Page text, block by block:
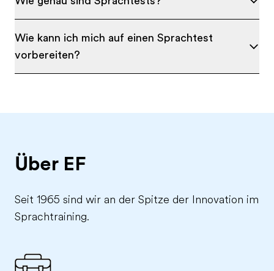
Wie kann ich mich auf einen Sprachtest
vorbereiten?
Über EF
Seit 1965 sind wir an der Spitze der Innovation im
Sprachtraining.